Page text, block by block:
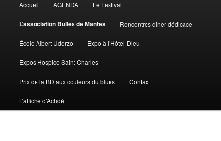
Aller au contenu principal
Aller au contenu secondaire
Accueil AGENDA Le Festival
L’association Bulles de Mantes Rencontres diner-dédicace
École Albert Uderzo Expo à l’Hôtel-Dieu
Expos Hospice Saint-Charles
Prix de la BD aux couleurs du blues Contact
L’affiche d’Achdé